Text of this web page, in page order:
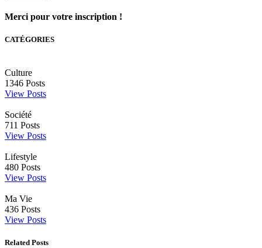
Merci pour votre inscription !
CATÉGORIES
Culture
1346 Posts
View Posts
Société
711 Posts
View Posts
Lifestyle
480 Posts
View Posts
Ma Vie
436 Posts
View Posts
Related Posts